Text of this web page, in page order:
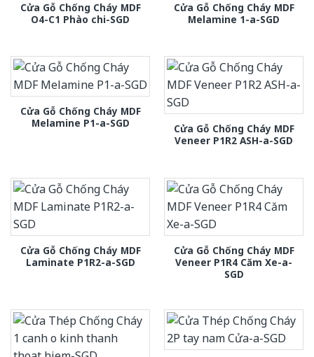
Cửa Gỗ Chống Cháy MDF
O4-C1 Phào chi-SGD
Cửa Gỗ Chống Cháy MDF
Melamine 1-a-SGD
Cửa Gỗ Chống Cháy MDF
Melamine P1-a-SGD
Cửa Gỗ Chống Cháy MDF
Veneer P1R2 ASH-a-SGD
Cửa Gỗ Chống Cháy MDF
Laminate P1R2-a-SGD
Cửa Gỗ Chống Cháy MDF
Veneer P1R4 Căm Xe-a-
SGD